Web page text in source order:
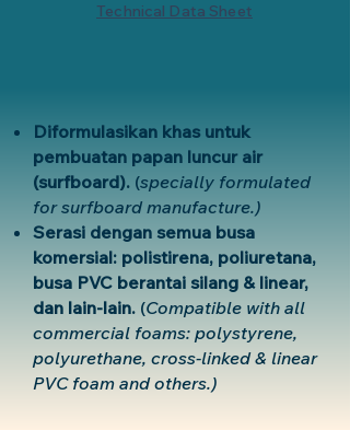
Technical Data Sheet
Diformulasikan khas untuk
pembuatan papan luncur air
(surfboard). (specially formulated
for surfboard manufacture.)
Serasi dengan semua busa
komersial: polistirena, poliuretana,
busa PVC berantai silang & linear,
dan lain-lain. (Compatible with all
commercial foams: polystyrene,
polyurethane, cross-linked & linear
PVC foam and others.)